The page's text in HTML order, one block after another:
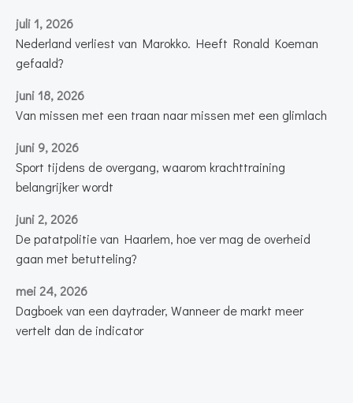
juli 1, 2026
Nederland verliest van Marokko. Heeft Ronald Koeman
gefaald?
juni 18, 2026
Van missen met een traan naar missen met een glimlach
juni 9, 2026
Sport tijdens de overgang, waarom krachttraining
belangrijker wordt
juni 2, 2026
De patatpolitie van Haarlem, hoe ver mag de overheid
gaan met betutteling?
mei 24, 2026
Dagboek van een daytrader, Wanneer de markt meer
vertelt dan de indicator